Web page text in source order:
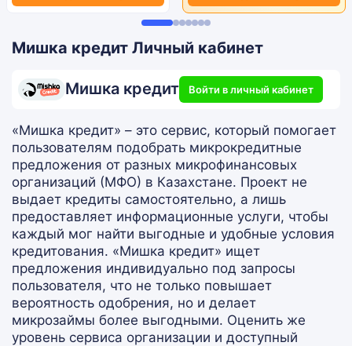
Мишка кредит Личный кабинет
Мишка кредит Войти в личный кабинет
«Мишка кредит» – это сервис, который помогает
пользователям подобрать микрокредитные
предложения от разных микрофинансовых
организаций (МФО) в Казахстане. Проект не
выдает кредиты самостоятельно, а лишь
предоставляет информационные услуги, чтобы
каждый мог найти выгодные и удобные условия
кредитования. «Мишка кредит» ищет
предложения индивидуально под запросы
пользователя, что не только повышает
вероятность одобрения, но и делает
микрозаймы более выгодными. Оценить же
уровень сервиса организации и доступный